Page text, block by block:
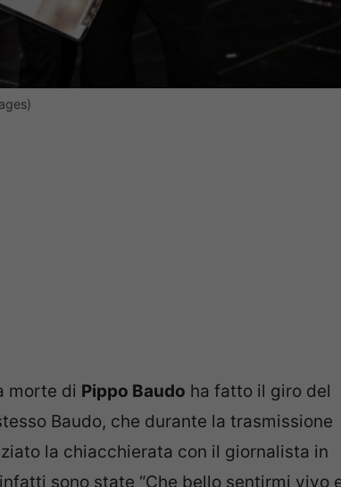
morte di Pippo Baudo ha fatto il giro del
Baudo, che durante la trasmissione
la chiacchierata con il giornalista in
sono state “Che bello sentirmi vivo e